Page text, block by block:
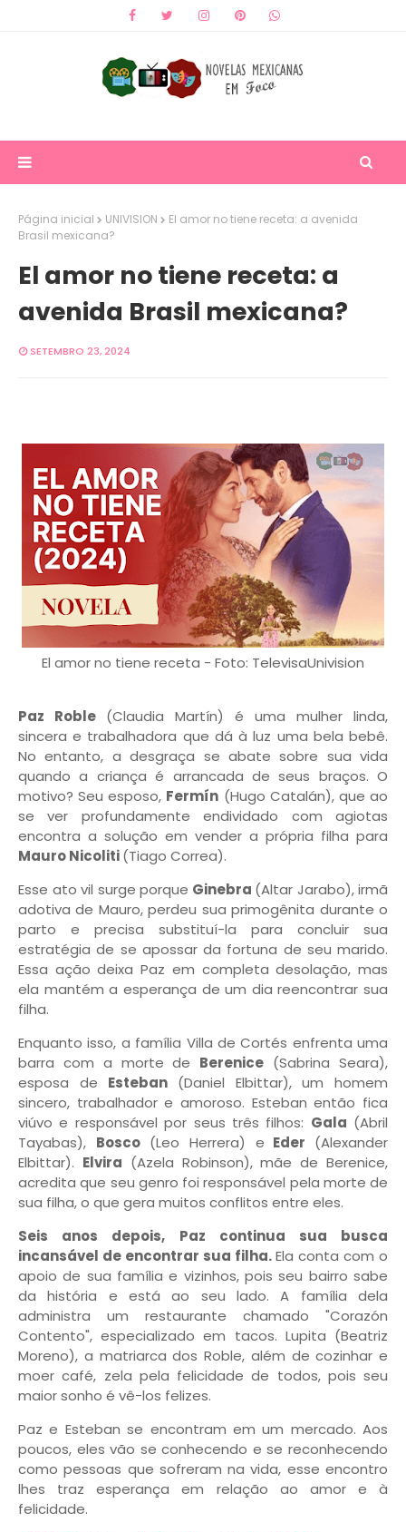
Página inicial UNIVISION
El amor no tiene receta: a avenida
Brasil mexicana?
El amor no tiene receta: a
avenida Brasil mexicana?
SETEMBRO 23, 2024
El amor no tiene receta - Foto: TelevisaUnivision
Paz Roble (Claudia Martín) é uma mulher linda,
sincera e trabalhadora que dá à luz uma bela bebê.
No entanto, a desgraça se abate sobre sua vida
quando a criança é arrancada de seus braços. O
motivo? Seu esposo, Fermín (Hugo Catalán), que ao
se ver profundamente endividado com agiotas
encontra a solução em vender a própria filha para
Mauro Nicoliti(Tiago Correa).
Esse ato vil surge porque Ginebra (Altar Jarabo), irmã
adotiva de Mauro, perdeu sua primogênita durante o
parto e precisa substituí-la para concluir sua
estratégia de se apossar da fortuna de seu marido.
Essa ação deixa Paz em completa desolação, mas
ela mantém a esperança de um dia reencontrar sua
filha.
Enquanto isso, a família Villa de Cortés enfrenta uma
barra com a morte de Berenice (Sabrina Seara),
esposa de Esteban (Daniel Elbittar), um homem
sincero, trabalhador e amoroso. Esteban então fica
viúvo e responsável por seus três filhos: Gala (Abril
Tayabas), Bosco(Leo Herrera) e Eder (Alexander
Elbittar). Elvira (Azela Robinson), mãe de Berenice,
acredita que seu genro foi responsável pela morte de
sua filha, o que gera muitos conflitos entre eles.
Seis anos depois, Paz continua sua busca
incansável de encontrar sua filha.Ela conta com o
apoio de sua família e vizinhos, pois seu bairro sabe
da história e está ao seu lado. A família dela
administra um restaurante chamado "Corazón
Contento", especializado em tacos. Lupita (Beatriz
Moreno), a matriarca dos Roble, além de cozinhar e
moer café, zela pela felicidade de todos, pois seu
maior sonho é vê-los felizes.
Paz e Esteban se encontram em um mercado. Aos
poucos, eles vão se conhecendo e se reconhecendo
como pessoas que sofreram na vida, esse encontro
lhes traz esperança em relação ao amor e à
felicidade.